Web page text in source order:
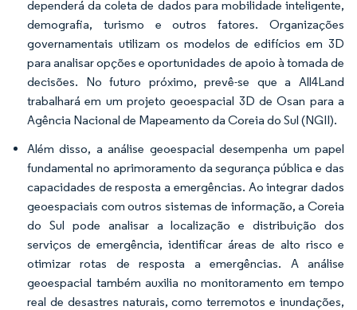
dependerá da coleta de dados para mobilidade inteligente,
demografia, turismo e outros fatores. Organizações
governamentais utilizam os modelos de edifícios em 3D
para analisar opções e oportunidades de apoio à tomada de
decisões. No futuro próximo, prevê-se que a All4Land
trabalhará em um projeto geoespacial 3D de Osan para a
Agência Nacional de Mapeamento da Coreia do Sul (NGII).
Além disso, a análise geoespacial desempenha um papel
fundamental no aprimoramento da segurança pública e das
capacidades de resposta a emergências. Ao integrar dados
geoespaciais com outros sistemas de informação, a Coreia
do Sul pode analisar a localização e distribuição dos
serviços de emergência, identificar áreas de alto risco e
otimizar rotas de resposta a emergências. A análise
geoespacial também auxilia no monitoramento em tempo
real de desastres naturais, como terremotos e inundações,